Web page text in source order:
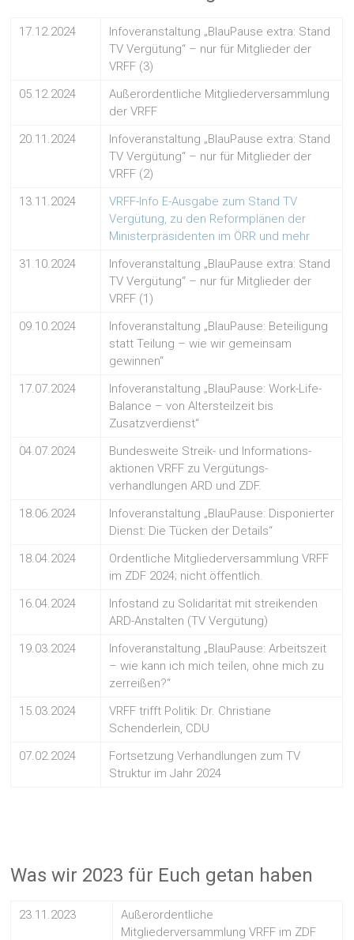
17.12.2024
Infoveranstaltung „BlauPause extra: Stand
TV Vergütung“ – nur für Mitglieder der
VRFF (3)
05.12.2024
Außerordentliche Mitgliederversammlung
der VRFF
20.11.2024
Infoveranstaltung „BlauPause extra: Stand
TV Vergütung“ – nur für Mitglieder der
VRFF (2)
13.11.2024
VRFF-Info E-Ausgabe zum Stand TV
Vergütung, zu den Reformplänen der
Ministerpräsidenten im ÖRR und mehr
31.10.2024
Infoveranstaltung „BlauPause extra: Stand
TV Vergütung“ – nur für Mitglieder der
VRFF (1)
09.10.2024
Infoveranstaltung „BlauPause: Beteiligung
statt Teilung – wie wir gemeinsam
gewinnen“
17.07.2024
Infoveranstaltung „BlauPause: Work-Life-
Balance – von Altersteilzeit bis
Zusatzverdienst“
04.07.2024
Bundesweite Streik- und Informations-
aktionen VRFF zu Vergütungs-
verhandlungen ARD und ZDF.
18.06.2024
Infoveranstaltung „BlauPause: Disponierter
Dienst: Die Tücken der Details“
18.04.2024
Ordentliche Mitgliederversammlung VRFF
im ZDF 2024; nicht öffentlich.
16.04.2024
Infostand zu Solidarität mit streikenden
ARD-Anstalten (TV Vergütung)
19.03.2024
Infoveranstaltung „BlauPause: Arbeitszeit
– wie kann ich mich teilen, ohne mich zu
zerreißen?“
15.03.2024
VRFF trifft Politik: Dr. Christiane
Schenderlein, CDU
07.02.2024
Fortsetzung Verhandlungen zum TV
Struktur im Jahr 2024
Was wir 2023 für Euch getan haben
23.11.2023
Außerordentliche
Mitgliederversammlung VRFF im ZDF